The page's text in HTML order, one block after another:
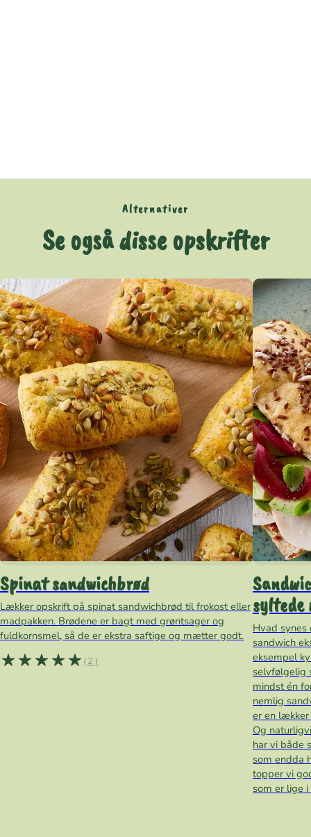
Alternativer
Se også disse opskrifter
Spinat sandwichbrød
Lækker opskrift på spinat sandwichbrød til frokost eller
madpakken. Brødene er bagt med grøntsager og
fuldkornsmel, så de er ekstra saftige og mætter godt.
(2)
syltede
Hvad synes
sandwich
eksempel
selvfølgelig
mindst én
nemlig
er en
Og
har vi både
som endda
topper vi
som er lige